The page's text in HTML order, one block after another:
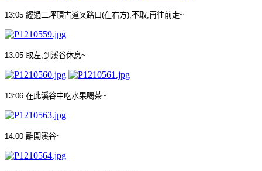
13:05 經過二坪頂古道叉路口(在右方), 不取 再往前走~
13:05 取左 到溪谷休息~
13:06 在此溪谷中吃水果喝茶~
14:00 離開溪谷~